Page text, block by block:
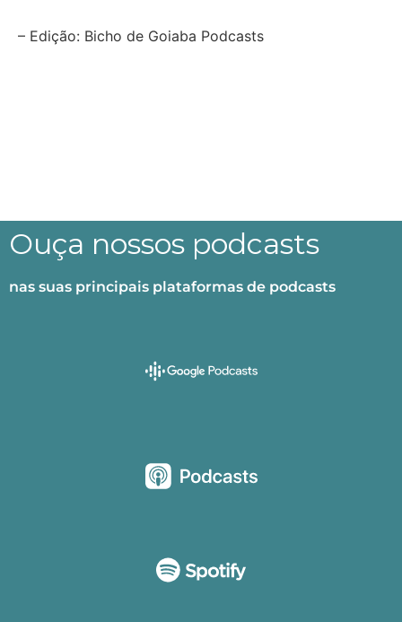
– Edição: Bicho de Goiaba Podcasts
Ouça nossos podcasts
nas suas principais plataformas de podcasts